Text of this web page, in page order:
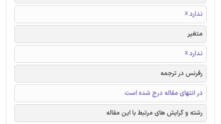
ندارد ☓
متغیر
ندارد ☓
رفرنس در ترجمه
در انتهای مقاله درج شده است
رشته و گرایش های مرتبط با این مقاله